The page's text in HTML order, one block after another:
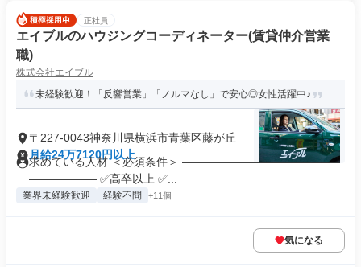
正社員
エイブルのハウジングコーディネーター(賃貸仲介営業
職)
株式会社エイブル
未経験歓迎！「反響営業」「ノルマなし」で安心◎女性活躍中♪
〒227-0043神奈川県横浜市青葉区藤が丘
月給24万7120円以上
求めている人材 ＜必須条件＞ ――――――――――――――
―――――― ✅高卒以上 ✅...
業界未経験歓迎 経験不問 +11個
気になる